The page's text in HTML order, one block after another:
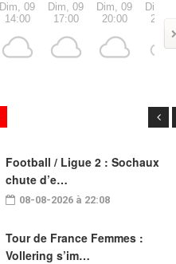
Dim, 09
14:00
Dim, 09
17:00
Dim, 09
20:00
Dim, 09
23:00
Football / Ligue 2 : Sochaux
chute d’e…
08-08-2026 à 22:08
Tour de France Femmes :
Vollering s’im…